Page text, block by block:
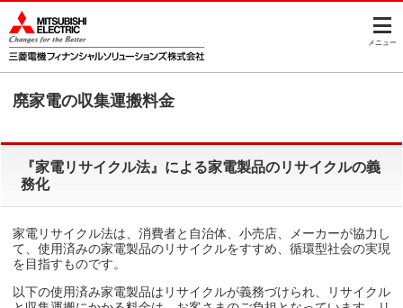
メニュー
廃家電の収集運搬料金
『家電リサイクル法』による家電製品のリサイクルの義
務化
家電リサイクル法は、消費者と自治体、小売店、メーカーが協力し
て、使用済みの家電製品のリサイクルをすすめ、循環型社会の実現
を目指すものです。
以下の使用済み家電製品はリサイクルが義務づけられ、リサイクル